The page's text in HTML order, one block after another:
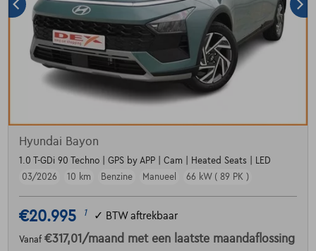
Hyundai Bayon
1.0 T-GDi 90 Techno | GPS by APP | Cam | Heated Seats | LED
03/2026
10 km Benzine Manueel 66 kW ( 89 PK )
€20.995 1 ✓ BTW aftrekbaar
Vanaf €317,01 /maand met een laatste maandaflossing